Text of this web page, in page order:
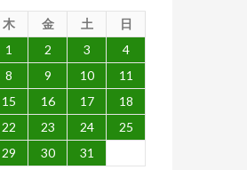
木 金 土
日
1
2 3
4
8 9 10
11
15 16 17
18
22 23 24
25
29 30
31